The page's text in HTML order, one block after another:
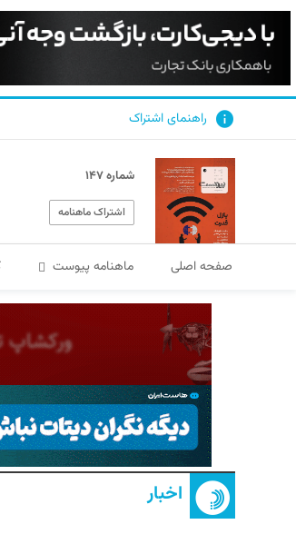
راهنمای اشتراک
شماره ۱۴۷
اشتراک ماهنامه
صفحه اصلی ماهنامه پیوست
اخبار